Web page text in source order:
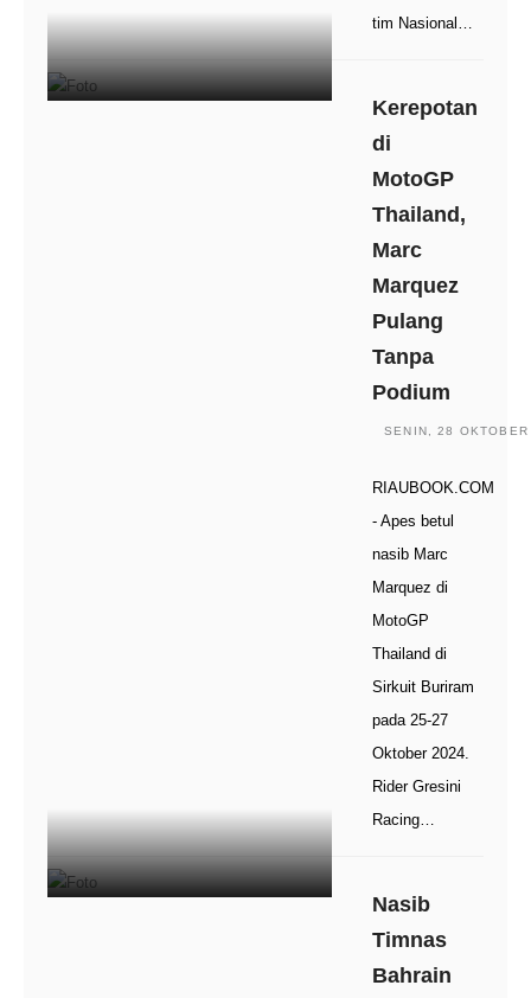
tim Nasional…
Kerepotan
di
MotoGP
Thailand,
Marc
Marquez
Pulang
Tanpa
Podium
SENIN, 28
RIAUBOOK.COM
- Apes betul
nasib Marc
Marquez di
MotoGP
Thailand di
Sirkuit Buriram
pada 25-27
Oktober 2024.
Rider Gresini
Racing…
Nasib
Timnas
Bahrain